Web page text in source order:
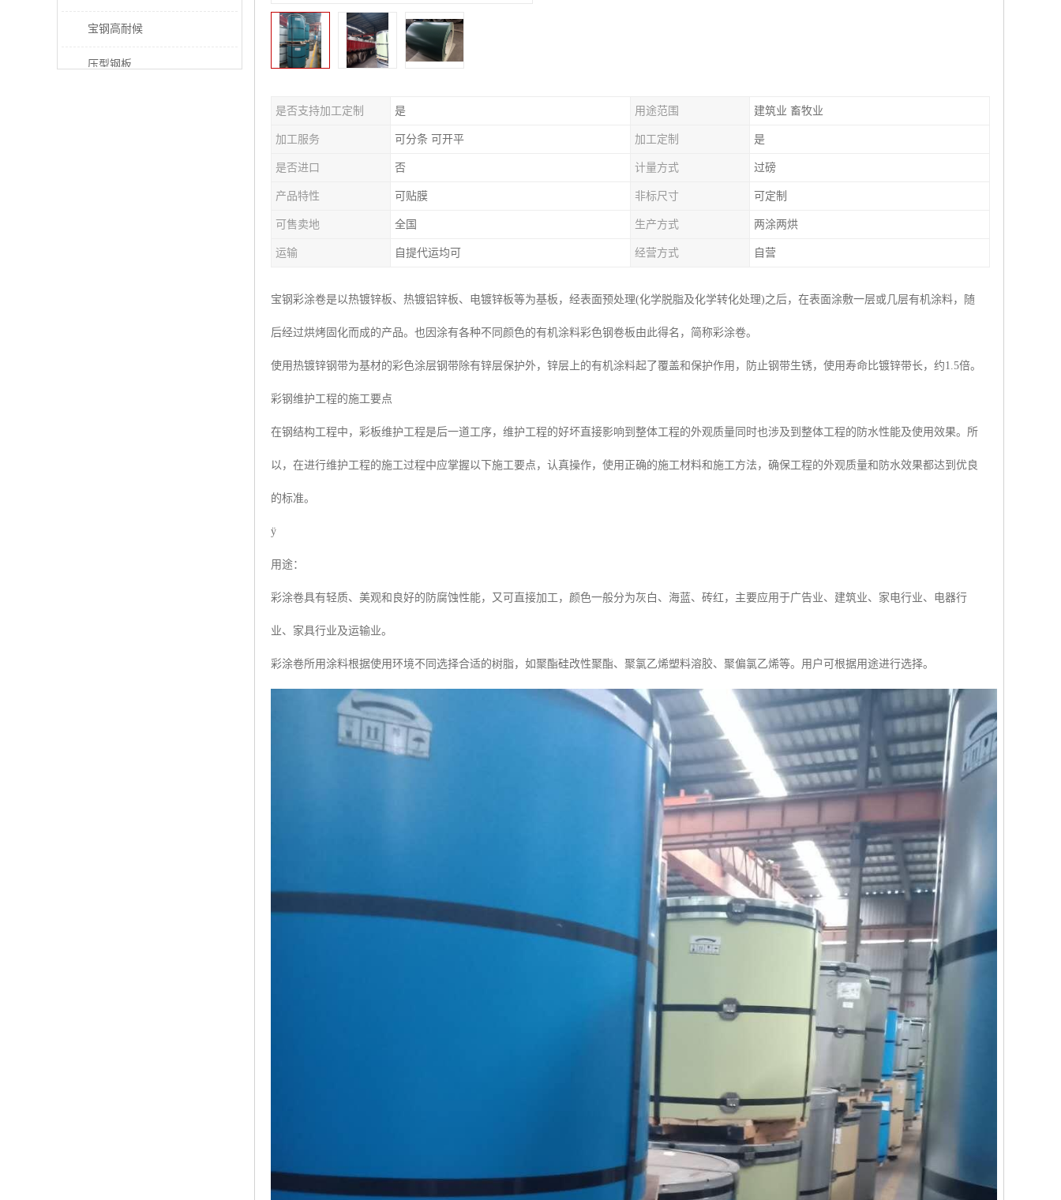
宝钢高耐候
压型钢板
是否支持加工定制 是 用途范围 建筑业 畜牧业
加工服务 可分条 可开平 加工定制 是
是否进口 否 计量方式 过磅
产品特性 可贴膜 非标尺寸 可定制
可售卖地 全国 生产方式 两涂两烘
运输 自提代运均可 经营方式 自营
宝钢彩涂卷是以热镀锌板、热镀铝锌板、电镀锌板等为基板，经表面预处理(化学脱脂及化学转化处理)之后，在表面涂敷一层或几层有机涂料，随
后经过烘烤固化而成的产品。也因涂有各种不同颜色的有机涂料彩色钢卷板由此得名，简称彩涂卷。
使用热镀锌钢带为基材的彩色涂层钢带除有锌层保护外，锌层上的有机涂料起了覆盖和保护作用，防止钢带生锈，使用寿命比镀锌带长，约1.5倍。
彩钢维护工程的施工要点
在钢结构工程中，彩板维护工程是后一道工序，维护工程的好坏直接影响到整体工程的外观质量同时也涉及到整体工程的防水性能及使用效果。所
以，在进行维护工程的施工过程中应掌握以下施工要点，认真操作，使用正确的施工材料和施工方法，确保工程的外观质量和防水效果都达到优良
的标准。
ÿ
用途：
彩涂卷具有轻质、美观和良好的防腐蚀性能，又可直接加工，颜色一般分为灰白、海蓝、砖红，主要应用于广告业、建筑业、家电行业、电器行
业、家具行业及运输业。
彩涂卷所用涂料根据使用环境不同选择合适的树脂，如聚酯硅改性聚酯、聚氯乙烯塑料溶胶、聚偏氯乙烯等。用户可根据用途进行选择。